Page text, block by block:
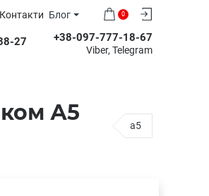
Контакти Блог
27
0
+38-097-777-18-67
Viber, Telegram
А5
a5